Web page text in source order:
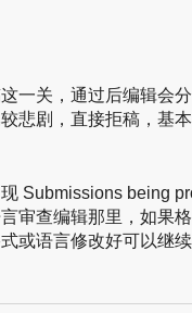
一关，通过后编辑会
悲剧，直接拒稿，基
Submissions being
审查编辑那里，如果
或语言修改好可以继